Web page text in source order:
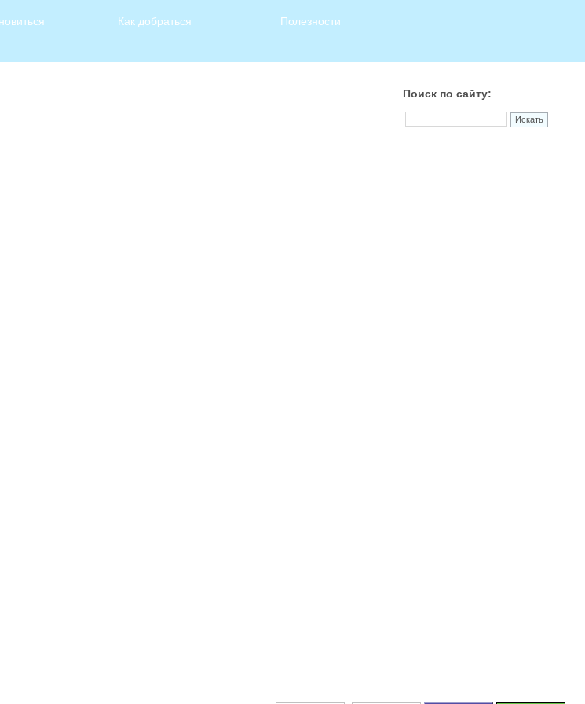
Как добраться Полезности
Поиск по сайту: